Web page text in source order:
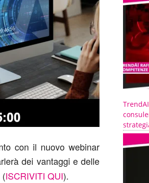
con il nuovo webinar
dei vantaggi e delle
ISCRIVITI QUI).